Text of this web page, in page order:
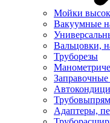
Мойки
Вакуумные
Вальцовки,
Труборезы
Адаптеры,